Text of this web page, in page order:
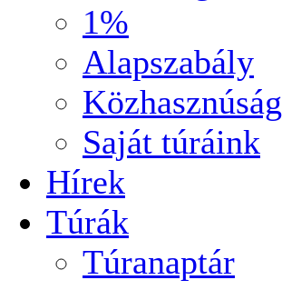
1%
Alapszabály
Közhasznúság
Saját túráink
Hírek
Túrák
Túranaptár